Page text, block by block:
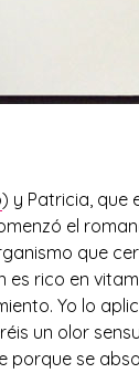
) y Patricia, que
el
que
rico en
Yo lo
un olor
porque se